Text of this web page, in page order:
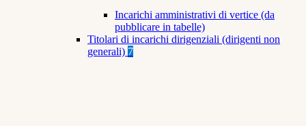
Incarichi amministrativi di vertice (da
pubblicare in tabelle)
Titolari di incarichi dirigenziali (dirigenti non
generali) 7